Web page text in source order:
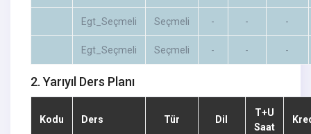
Egt_Seçmeli Seçmeli - - -
Egt_Seçmeli Seçmeli - - -
2. Yarıyıl Ders Planı
Kodu Ders Tür Dil
T+U
Saat